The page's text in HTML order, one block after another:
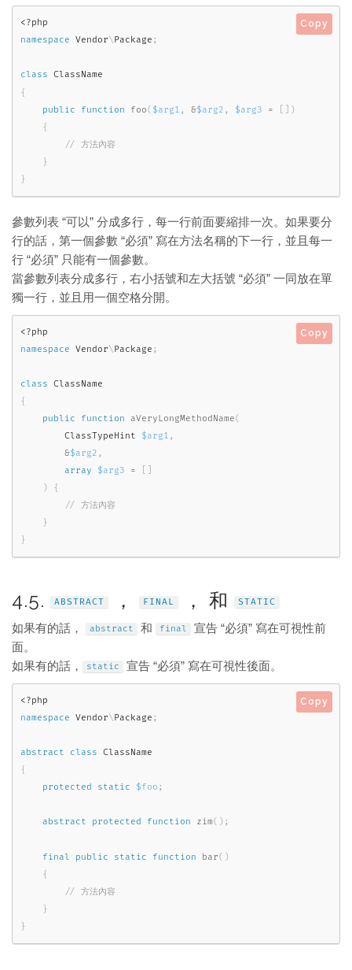
<?php
namespace
Vendor\ Package ;
class
ClassName
{
public
function foo( $arg1 , &$arg2 , $arg3 =
)
{
}
}
Copy
參數列表 “可以” 分成多行，每一行前面要縮排一次。如果要分
行的話，第一個參數 “必須” 寫在方法名稱的下一行，並且每一
行 “必須” 只能有一個參數。
當參數列表分成多行，右小括號和左大括號 “必須” 一同放在單
獨一行，並且用一個空格分開。
<?php
namespace
Vendor\Package ;
class
ClassName
{
public
function aVeryLongMethodName(
        ClassTypeHint
$arg1 ,
&$arg2 ,
array
$arg3 =
)
{
}
}
Copy
4.5. ABSTRACT ， FINAL ， 和 STATIC
如果有的話， abstract 和 final
宣告 “必須” 寫在可視性前
面。
如果有的話，
static 宣告 “必須” 寫在可視性後面。
<?php
namespace
Vendor\ Package ;
abstract class
ClassName
{
protected
static $foo ;
abstract protected function zim( ) ;
final public static function bar( )
{
}
}
Copy